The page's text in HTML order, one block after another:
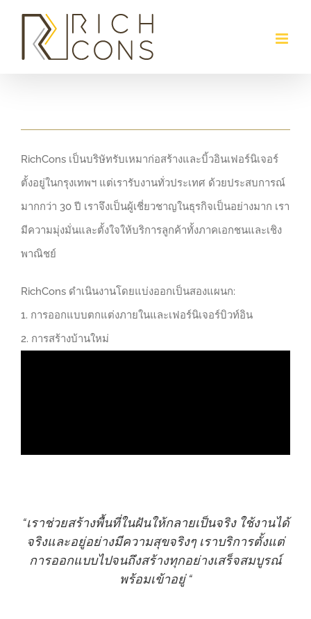
content
RichCons เป็นบริษัทรับเหมาก่อสร้างและบิ้วอินเฟอร์นิเจอร์
ตั้งอยู่ในกรุงเทพฯ แต่เรารับงานทั่วประเทศ ด้วยประสบการณ์
มากกว่า 30 ปี เราจึงเป็นผู้เชี่ยวชาญในธุรกิจเป็นอย่างมาก เรา
มีความมุ่งมั่นและตั้งใจให้บริการลูกค้าทั้งภาคเอกชนและเชิง
พาณิชย์
RichCons ดำเนินงานโดยแบ่งออกเป็นสองแผนก:
1. การออกแบบตกแต่งภายในและเฟอร์นิเจอร์บิวท์อิน
2. การสร้างบ้านใหม่
“เราช่วยสร้างพื้นที่ในฝันให้กลายเป็นจริง ใช้งานได้
จริงและอยู่อย่างมีความสุขจริงๆ เราบริการตั้งแต่
การออกแบบไปจนถึงสร้างทุกอย่างเสร็จสมบูรณ์
พร้อมเข้าอยู่ “